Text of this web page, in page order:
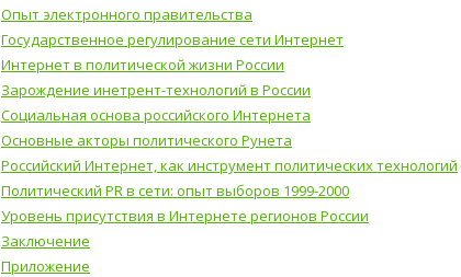
Опыт электронного правительства
Государственное регулирование сети Интернет
Интернет в политической жизни России
Зарождение инетрент-технологий в России
Социальная основа российского Интернета
Основные акторы политического Рунета
Российский Интернет, как инструмент политических технологий
Политический PR в сети: опыт выборов 1999-2000
Уровень присутствия в Интернете регионов России
Заключение
Приложение